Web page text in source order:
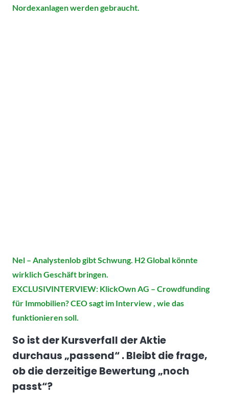
Nordexanlagen werden gebraucht.
Nel – Analystenlob gibt Schwung. H2 Global könnte
wirklich Geschäft bringen.
EXCLUSIVINTERVIEW: KlickOwn AG – Crowdfunding
für Immobilien? CEO sagt im Interview , wie das
funktionieren soll.
So ist der Kursverfall der Aktie
durchaus „passend“ . Bleibt die frage,
ob die derzeitige Bewertung „noch
passt“?